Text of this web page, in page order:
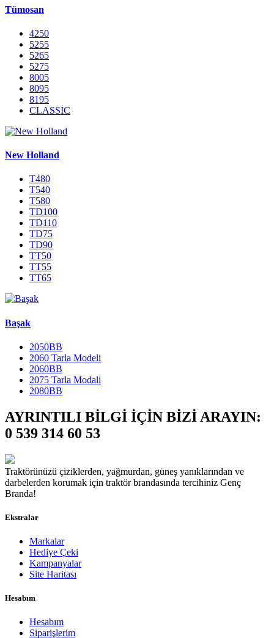
Tümosan
4250
5255
5265
5275
8005
8095
8195
CLASSİC
New Holland
T480
T540
T580
TD100
TD110
TD75
TD90
TT50
TT55
TT65
Başak
2050BB
2060 Tarla Modeli
2060BB
2075 Tarla Modali
2080BB
AYRINTILI BİLGİ İÇİN BİZİ ARAYIN:
0 539 314 60 53
Traktörünüzü çiziklerden, yağmurdan, güneş yanıklarından ve
darbelerden korumak için traktör brandasında tercihiniz Genç
Branda!
Ekstralar
Markalar
Hediye Çeki
Kampanyalar
Site Haritası
Hesabım
Hesabım
Siparişlerim